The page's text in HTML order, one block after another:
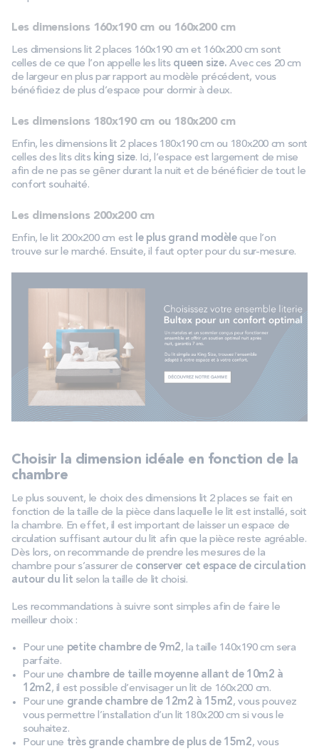
Les dimensions 160x190 cm ou 160x200 cm
Les dimensions lit 2 places 160x190 cm et 160x200 cm sont
celles de ce que l’on appelle les lits queen size. Avec ces 20 cm
de largeur en plus par rapport au modèle précédent, vous
bénéficiez de plus d’espace pour dormir à deux.
Les dimensions 180x190 cm ou 180x200 cm
Enfin, les dimensions lit 2 places 180x190 cm ou 180x200 cm sont
celles des lits dits king size. Ici, l’espace est largement de mise
afin de ne pas se gêner durant la nuit et de bénéficier de tout le
confort souhaité.
Les dimensions 200x200 cm
Enfin, le lit 200x200 cm est le plus grand modèleque l’on
trouve sur le marché. Ensuite, il faut opter pour du sur-mesure.
Choisir la dimension idéale en fonction de la
chambre
Le plus souvent, le choix des dimensions lit 2 places se fait en
fonction de la taille de la pièce dans laquelle le lit est installé, soit
la chambre. En effet, il est important de laisser un espace de
circulation suffisant autour du lit afin que la pièce reste agréable.
Dès lors, on recommande de prendre les mesures de la
chambre pour s’assurer de conserver cet espace de circulation
autour du lit selon la taille de lit choisi.
Les recommandations à suivre sont simples afin de faire le
meilleur choix :
Pour une petite chambre de 9m2, la taille 140x190 cm sera
parfaite.
Pour une chambre de taille moyenne allant de 10m2 à
12m2, il est possible d’envisager un lit de 160x200 cm.
Pour une grande chambre de 12m2 à 15m2, vous pouvez
vous permettre l’installation d’un lit 180x200 cm si vous le
souhaitez.
Pour une très grande chambre de plus de 15m2, vous